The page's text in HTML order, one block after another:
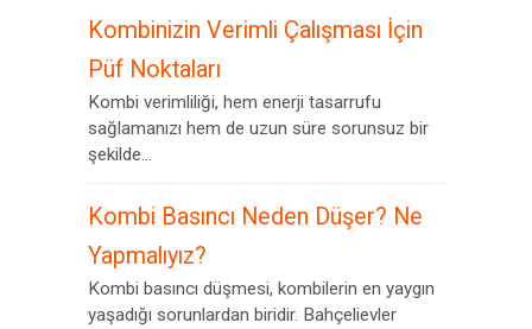
Kombinizin Verimli Çalışması İçin
Püf Noktaları
Kombi verimliliği, hem enerji tasarrufu
sağlamanızı hem de uzun süre sorunsuz bir
şekilde...
Kombi Basıncı Neden Düşer? Ne
Yapmalıyız?
Kombi basıncı düşmesi, kombilerin en yaygın
yaşadığı sorunlardan biridir. Bahçelievler